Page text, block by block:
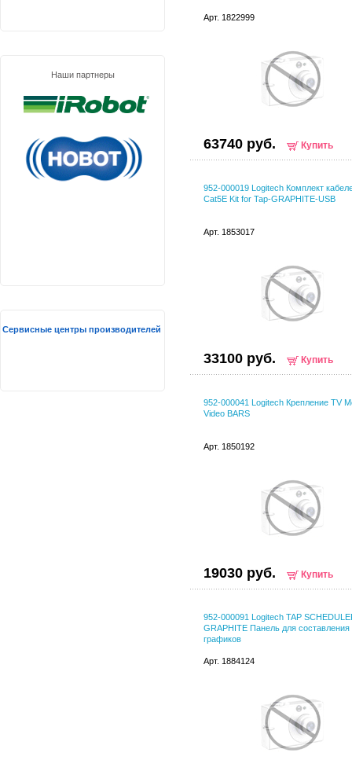
Арт. 1822999
63740 руб. Купить
952-000019 Logitech Комплект
Cat5E Kit for Tap-GRAPHITE-USB
Арт. 1853017
33100 руб. Купить
952-000041 Logitech Крепление TV
Video BARS
Арт. 1850192
19030 руб. Купить
952-000091 Logitech TAP
GRAPHITE Панель для составления
графиков
Арт. 1884124
Наши партнеры
Сервисные центры производителей